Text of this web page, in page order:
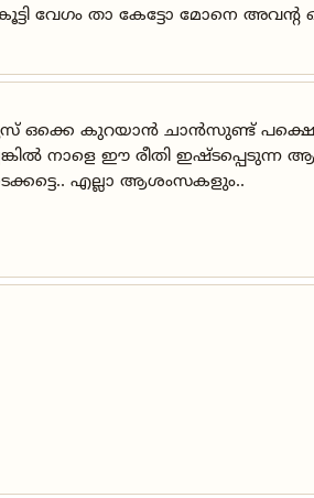
വേഗം താ കേട്ടോ മോനെ
ഒക്കെ കുറയാൻ ചാൻസുണ്ട്
നാളെ ഈ രീതി
എല്ലാ ആശംസകളും..